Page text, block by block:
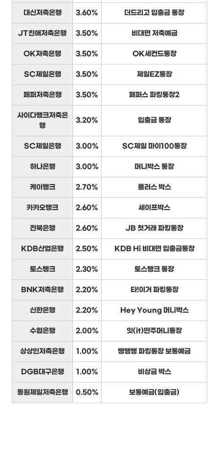
대신저축은행 3.60% 더드리고 입출금 통장
JT친애저축은행 3.50% 비대면 저축예금
OK저축은행 3.50% OK세컨드통장
SC제일은행 3.50% 제일EZ통장
페퍼저축은행 3.50% 페퍼스 파킹통장2
사이다뱅크저축은
행
3.20% 입출금 통장
SC제일은행 3.00% SC제일 마이100통장
하나은행 3.00% 머니박스 통장
케이뱅크 2.70% 플러스 박스
카카오뱅크 2.60% 세이프박스
전북은행 2.60% JB 첫거래 파킹통장
KDB산업은행 2.50% KDB Hi 비대면 입출금통장
토스뱅크 2.30% 토스뱅크 통장
BNK저축은행 2.20% 타!이거 파킹통장
신한은행 2.20% Hey Young 머니박스
수협은행 2.00% 잇(it)딴주머니통장
상상인저축은행 1.00% 뱅뱅뱅 파킹통장 보통예금
DGB대구은행 1.00% 비상금 박스
동원제일저축은행 0.50% 보통예금(입출금)